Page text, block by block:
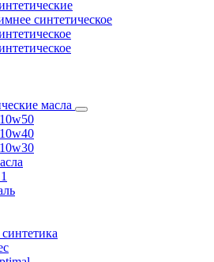
синтетическое
масла